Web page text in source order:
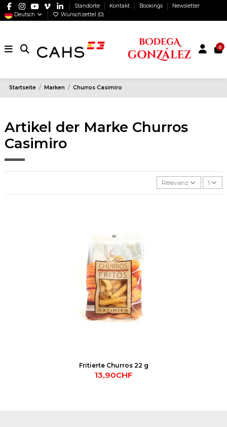
Standorte Kontakt Bookings
Newsletter
Deutsch
Wunschzettel (0)
0
Startseite Marken Churros Casimiro
Artikel der Marke Churros
Casimiro
Relevanz 1
Fritierte Churros 22 g
13,90CHF